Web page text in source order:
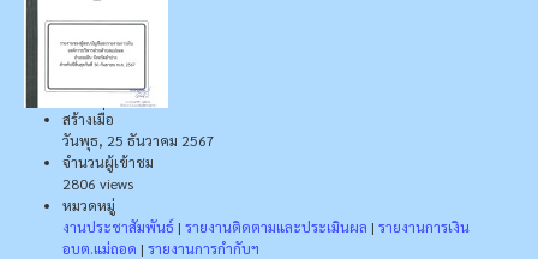
สร้างเมื่อ
วันพุธ, 25 ธันวาคม 2567
จำนวนผู้เข้าชม
2806 views
หมวดหมู่
งานประชาสัมพันธ์ | รายงานติดตามและประเมินผล | รายงานการเงิน
อบต.แม่ถอด | รายงานการกำกับฯ